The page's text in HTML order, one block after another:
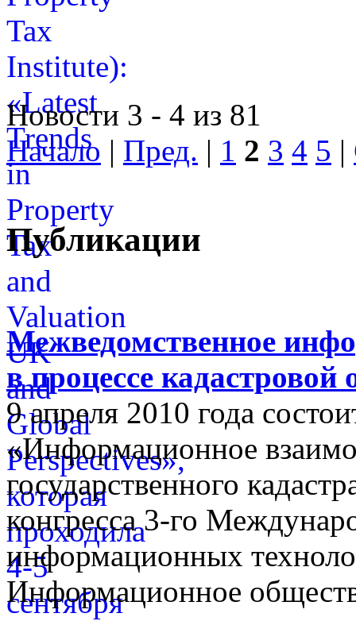
Новости 3 - 4 из 81
Начало | Пред. | 1 2 3 4 5 |
Публикации
Межведомственное
в процессе
9 апреля 2010 года
«Информационное
государственного
конгресса 3-го
информационных
Информационное